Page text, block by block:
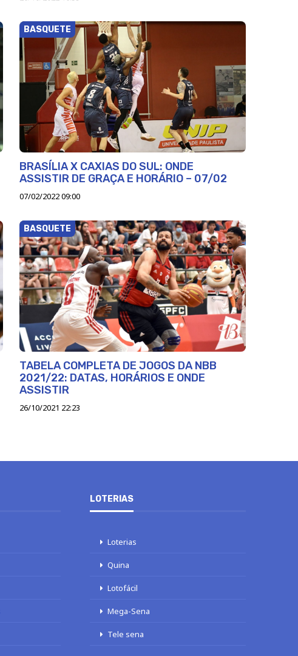
BASQUETE
BRASÍLIA X CAXIAS DO SUL: ONDE
ASSISTIR DE GRAÇA E HORÁRIO – 07/02
07/02/2022 09:00
BASQUETE
TABELA COMPLETA DE JOGOS DA NBB
2021/22: DATAS, HORÁRIOS E ONDE
ASSISTIR
26/10/2021 22:23
LOTERIAS
Loterias
Quina
Lotofácil
Mega-Sena
Tele sena